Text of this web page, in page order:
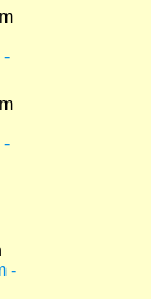
-
-
-